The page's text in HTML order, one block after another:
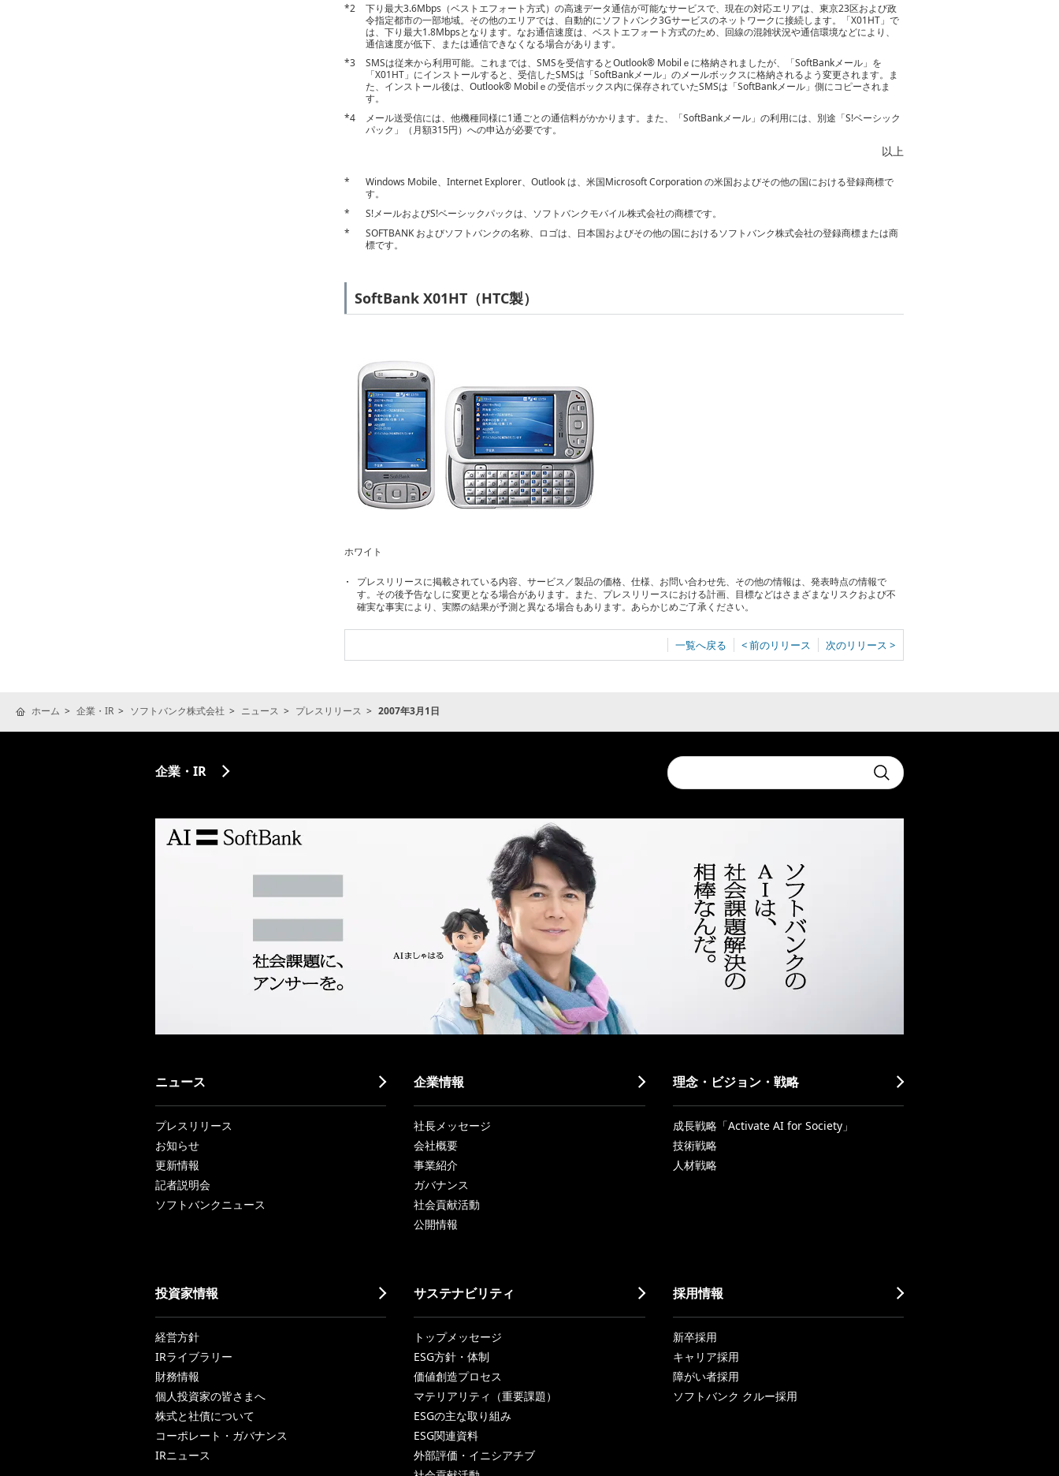
*2
下り最大3.6Mbps（ベストエフォート方式）の高速データ通信が可能なサービスで、現在の対応エリアは、東京23区および政
令指定都市の一部地域。その他のエリアでは、自動的にソフトバンク3Gサービスのネットワークに接続します。「X01HT」で
は、下り最大1.8Mbpsとなります。なお通信速度は、ベストエフォート方式のため、回線の混雑状況や通信環境などにより、
通信速度が低下、または通信できなくなる場合があります。
*3
SMSは従来から利用可能。これまでは、SMSを受信するとOutlook® Mobilｅに格納されましたが、「SoftBankメール」を
「X01HT」にインストールすると、受信したSMSは「SoftBankメール」のメールボックスに格納されるよう変更されます。ま
た、インストール後は、Outlook® Mobilｅの受信ボックス内に保存されていたSMSは「SoftBankメール」側にコピーされま
す。
*4
メール送受信には、他機種同様に1通ごとの通信料がかかります。また、「SoftBankメール」の利用には、別途「S!ベーシック
パック」（月額315円）への申込が必要です。
以上
*
Windows Mobile、Internet Explorer、Outlook は、米国Microsoft Corporation の米国およびその他の国における登録商標で
す。
*
S!メールおよびS!ベーシックパックは、ソフトバンクモバイル株式会社の商標です。
*
SOFTBANK およびソフトバンクの名称、ロゴは、日本国およびその他の国におけるソフトバンク株式会社の登録商標または商
標です。
SoftBank X01HT（HTC製）
ホワイト
プレスリリースに掲載されている内容、サービス／製品の価格、仕様、お問い合わせ先、その他の情報は、発表時点の情報で
す。その後予告なしに変更となる場合があります。また、プレスリリースにおける計画、目標などはさまざまなリスクおよび不
確実な事実により、実際の結果が予測と異なる場合もあります。あらかじめご了承ください。
一覧へ戻る < 前のリリース 次のリリース >
ホーム 企業・IR ソフトバンク株式会社 ニュース プレスリリース 2007年3月1日
Conduct
a
search
Submit
企業・IR
ニュース
プレスリリース
お知らせ
更新情報
記者説明会
ソフトバンクニュース
企業情報
社長メッセージ
会社概要
事業紹介
ガバナンス
社会貢献活動
公開情報
理念・ビジョン・戦略
成長戦略「Activate AI for Society」
技術戦略
人材戦略
投資家情報
経営方針
IRライブラリー
財務情報
個人投資家の皆さまへ
株式と社債について
コーポレート・ガバナンス
IRニュース
サステナビリティ
トップメッセージ
ESG方針・体制
価値創造プロセス
マテリアリティ（重要課題）
ESGの主な取り組み
ESG関連資料
外部評価・イニシアチブ
採用情報
新卒採用
キャリア採用
障がい者採用
ソフトバンク クルー採用